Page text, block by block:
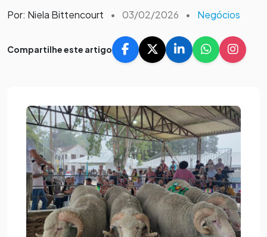
Por: Niela Bittencourt • 03/02/2026 • Negócios
Compartilhe este artigo